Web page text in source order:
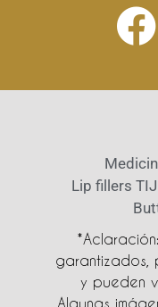
Lip fillers
garantizados,
y pueden
Algunas